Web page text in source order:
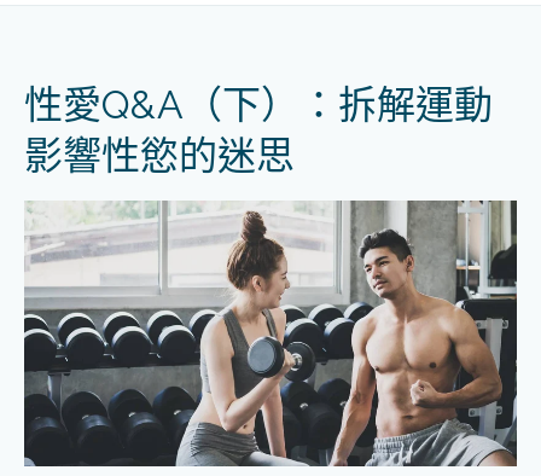
性愛Q&A（下）：拆解運動
影響性慾的迷思